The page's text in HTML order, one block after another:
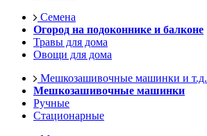
Семена
Огород на подоконнике и балконе
Травы для дома
Овощи для дома
Мешкозашивочные машинки и т.д.
Мешкозашивочные машинки
Ручные
Стационарные